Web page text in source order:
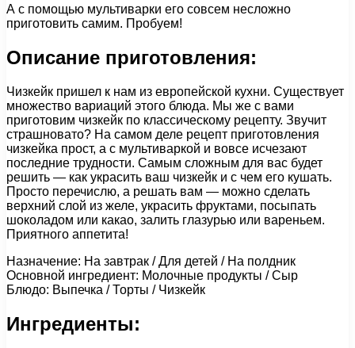
А с помощью мультиварки его совсем несложно
приготовить самим. Пробуем!
Описание приготовления:
Чизкейк пришел к нам из европейской кухни. Существует
множество вариаций этого блюда. Мы же с вами
приготовим чизкейк по классическому рецепту. Звучит
страшновато? На самом деле рецепт приготовления
чизкейка прост, а с мультиваркой и вовсе исчезают
последние трудности. Самым сложным для вас будет
решить — как украсить ваш чизкейк и с чем его кушать.
Просто перечислю, а решать вам — можно сделать
верхний слой из желе, украсить фруктами, посыпать
шоколадом или какао, залить глазурью или вареньем.
Приятного аппетита!
Назначение: На завтрак / Для детей / На полдник
Основной ингредиент: Молочные продукты / Сыр
Блюдо: Выпечка / Торты / Чизкейк
Ингредиенты: